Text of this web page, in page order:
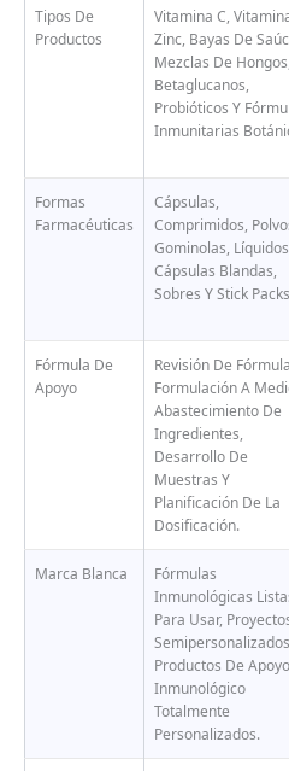
Tipos De
Productos
Vitamina C,
Zinc, Bayas De
Mezclas De Hongos,
Betaglucanos,
Probióticos Y
Inmunitarias
Formas
Farmacéuticas
Cápsulas,
Comprimidos,
Gominolas,
Cápsulas Blandas,
Sobres Y Stick Packs
Fórmula De
Apoyo
Revisión De
Formulación A
Abastecimiento De
Ingredientes,
Desarrollo De
Muestras Y
Planificación De La
Dosificación.
Marca Blanca
Fórmulas
Inmunológicas
Para Usar,
Productos De Apoyo
Inmunológico
Totalmente
Personalizados.